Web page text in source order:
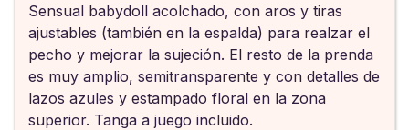
Sensual babydoll acolchado, con aros y tiras
ajustables (también en la espalda) para realzar el
pecho y mejorar la sujeción. El resto de la prenda
es muy amplio, semitransparente y con detalles de
lazos azules y estampado floral en la zona
superior. Tanga a juego incluido.